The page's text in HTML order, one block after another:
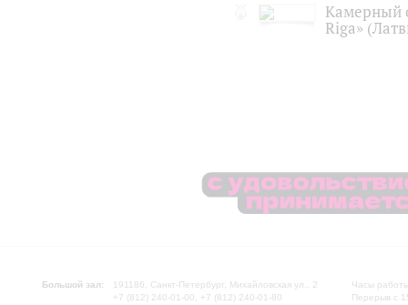
Камерный
Riga»
Большой зал:
191186, Санкт-Петербург, Михайловская ул., 2
+7 (812) 240-01-00, +7 (812) 240-01-80
Часы
Перерыв с